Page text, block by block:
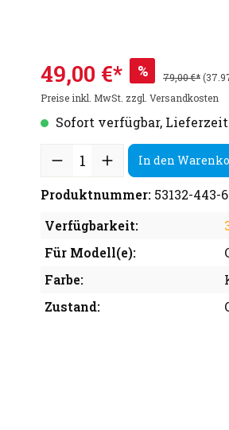
49,00 €* % 79,00 €*
Preise inkl. MwSt. zzgl. Versandkosten
Sofort verfügbar,
In den
Produktnummer: 53132-443-
Verfügbarkeit:
Für Modell(e):
Farbe:
Zustand: